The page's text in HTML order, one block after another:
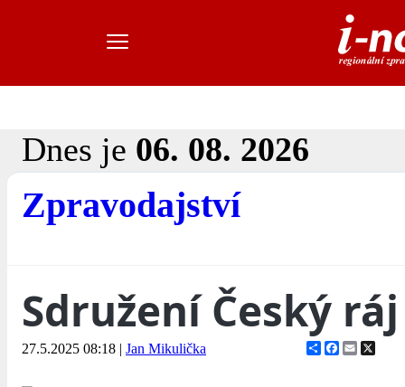
Dnes je 06. 08. 2026
Zpravodajství
Sdružení Český ráj
27.5.2025 08:18 | Jan Mikulička ShareFacebook
Email